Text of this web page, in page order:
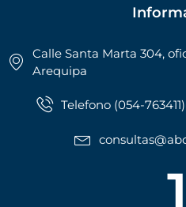
Calle Santa Marta 304,
Arequipa
Telefono (054-763411)
1